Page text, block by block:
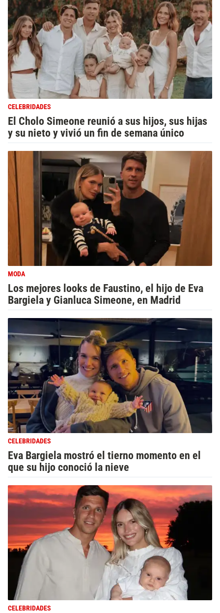
CELEBRIDADES
El Cholo Simeone reunió a sus hijos, sus hijas
y su nieto y vivió un fin de semana único
MODA
Los mejores looks de Faustino, el hijo de Eva
Bargiela y Gianluca Simeone, en Madrid
CELEBRIDADES
Eva Bargiela mostró el tierno momento en el
que su hijo conoció la nieve
CELEBRIDADES